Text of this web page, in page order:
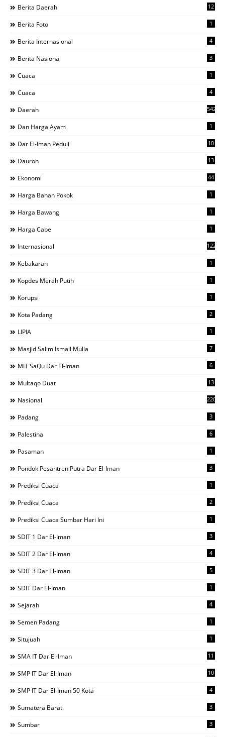
Berita Daerah 12
Berita Foto 1
Berita Internasional 4
Berita Nasional 3
Cuaca 1
Cuaca 4
Daerah 542
Dan Harga Ayam 1
Dar El-Iman Peduli 10
Dauroh 13
Ekonomi 44
Harga Bahan Pokok 1
Harga Bawang 1
Harga Cabe 1
Internasional 122
Kebakaran 1
Kopdes Merah Putih 1
Korupsi 1
Kota Padang 2
LIPIA 1
Masjid Salim Ismail Mulla 7
MIT SaQu Dar El-Iman 6
Multaqo Duat 13
Nasional 220
Padang 3
Palestina 6
Pasaman 1
Pondok Pesantren Putra Dar El-Iman 3
Prediksi Cuaca 1
Prediksi Cuaca 2
Prediksi Cuaca Sumbar Hari Ini 1
SDIT 1 Dar El-Iman 3
SDIT 2 Dar El-Iman 4
SDIT 3 Dar El-Iman 5
SDIT Dar El-Iman 1
Sejarah 4
Semen Padang 1
Situjuah 1
SMA IT Dar El-Iman 11
SMP IT Dar El-Iman 10
SMP IT Dar El-Iman 50 Kota 4
Sumatera Barat 3
Sumbar 3